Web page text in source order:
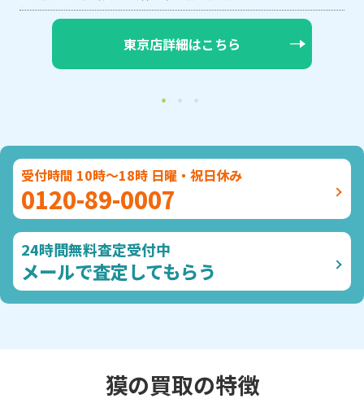
大阪店詳細はこちら
受付時間 10時～18時 日曜・祝日休み
0120-89-0007
24時間無料査定受付中
メールで査定してもらう
獏の買取の特徴